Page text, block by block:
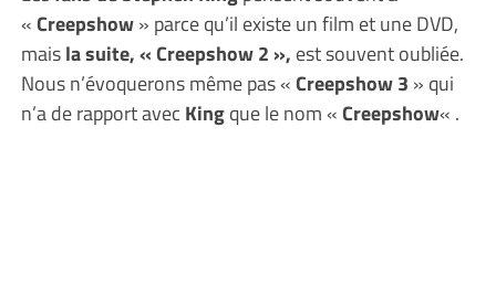
«Creepshow» parce qu’il existe un film et une DVD,
maisla suite, « Creepshow 2 », est souvent oubliée.
Nous n’évoquerons même pas «Creepshow 3 » qui
n’a de rapport avec Kingque le nom «Creepshow« .